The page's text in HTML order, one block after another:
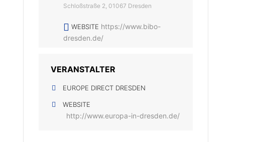
Schloßstraße 2, 01067 Dresden
WEBSITE https://www.bibo-
dresden.de/
VERANSTALTER
EUROPE DIRECT DRESDEN
WEBSITE
http://www.europa-in-dresden.de/